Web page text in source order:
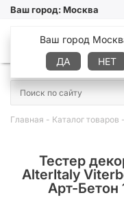
Ваш город:Москва
Ваш город
ДА
НЕТ
Главная - Каталог товаров -
Тестер
AlterItaly
Арт-Бетон